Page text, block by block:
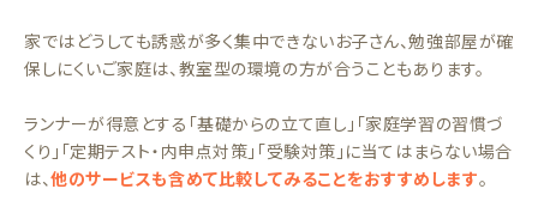
家ではどうしても誘惑が多く集中できないお子さん、勉強部屋が確
保しにくいご家庭は、教室型の環境の方が合うこともあります。
ランナーが得意とする「基礎からの立て直し」「家庭学習の習慣づ
くり」「定期テスト・内申点対策」「受験対策」に当てはまらない場合
は、他のサービスも含めて比較してみることをおすすめします。